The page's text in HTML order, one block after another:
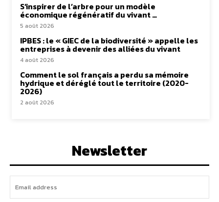
S’inspirer de l’arbre pour un modèle
économique régénératif du vivant …
5 août 2026
IPBES : le « GIEC de la biodiversité » appelle les
entreprises à devenir des alliées du vivant
4 août 2026
Comment le sol français a perdu sa mémoire
hydrique et déréglé tout le territoire (2020-
2026)
2 août 2026
Newsletter